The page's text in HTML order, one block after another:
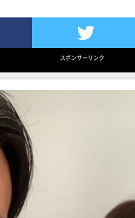
Twitterでツイート
スポンサーリンク